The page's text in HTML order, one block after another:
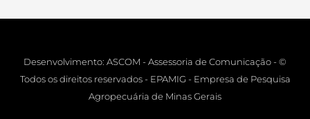
Desenvolvimento: ASCOM - Assessoria de Comunicação - ©
Todos os direitos reservados - EPAMIG - Empresa de Pesquisa
Agropecuária de Minas Gerais